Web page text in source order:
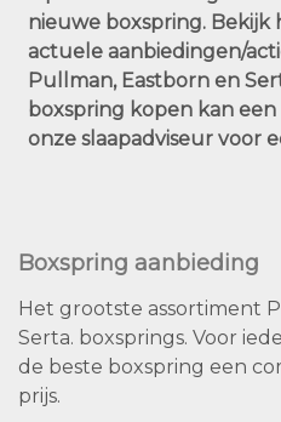
nieuwe boxspring. Bekijk
actuele aanbiedingen/
Pullman, Eastborn en
boxspring kopen kan een
onze slaapadviseur voor
Boxspring aanbieding
Het grootste assortiment
Serta. boxsprings. Voor
de beste boxspring een
prijs.